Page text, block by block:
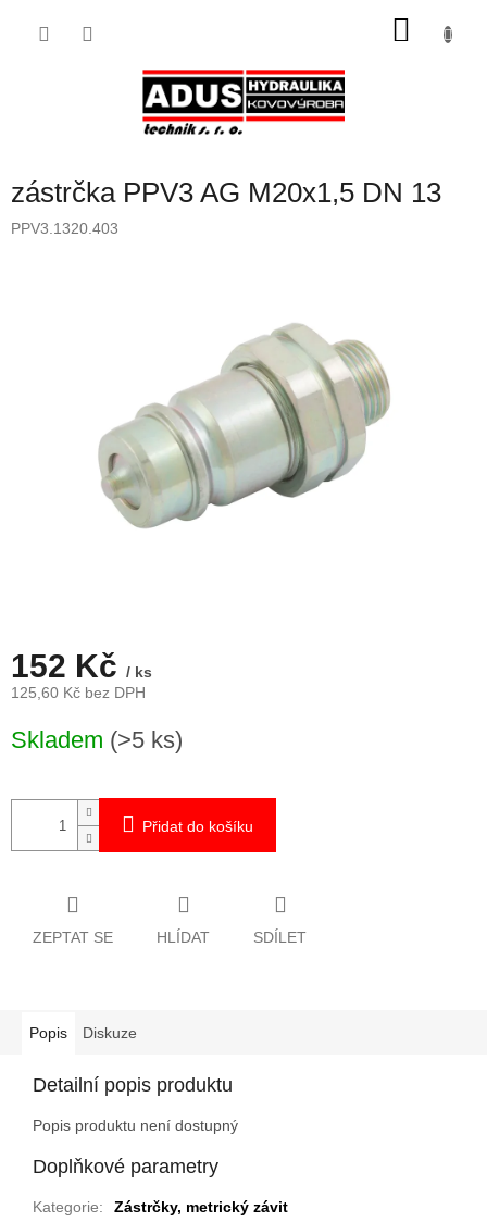
zástrčka PPV3 AG M20x1,5 DN 13
PPV3.1320.403
152 Kč / ks
125,60 Kč bez DPH
cena:
Skladem (>5 ks)
Přidat do košíku
ZEPTAT SE HLÍDAT SDÍLET
Popis Diskuze
Detailní popis produktu
Popis produktu není dostupný
Doplňkové parametry
Kategorie:
Zástrčky, metrický závit